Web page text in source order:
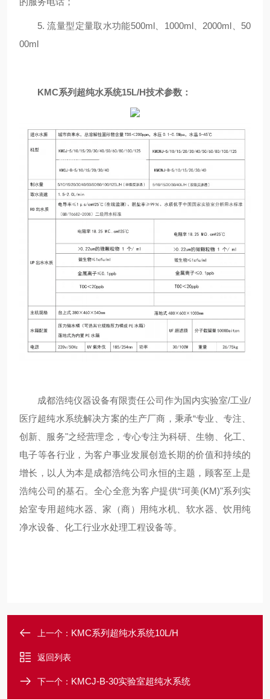
5. 流量型定量取水功能500ml、1000ml、2000ml、50
00ml
KMC系列超纯水系统15L/H技术参数：
成都浩纯仪器设备有限责任公司作为国内实验室/工业/
医疗超纯水系统解决方案的生产厂商，秉承“专业、专注、
创新、服务"之经营理念，专心专注为科研、生物、化工、
电子等各行业，为客户事业发展创造长期的价值和持续的
增长，以人为本是成都浩纯公司永恒的主题，顾客至上是
浩纯公司的基石。全心全意为客户提供“珂美(KM)"系列实
姶室专用超纯水器、家（商）用纯水机、软水器、饮用纯
净水设备、化工行业水处理工程设备等。
上一个： KMC系列超纯水系统10L/H
返回列表
下一个： KMCJ-B-30实验室超纯水系统